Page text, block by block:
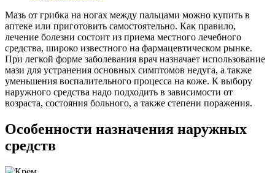
Мазь от грибка на ногах между пальцами можно купить в
аптеке или приготовить самостоятельно. Как правило,
лечение болезни состоит из приема местного лечебного
средства, широко известного на фармацевтическом рынке.
При легкой форме заболевания врач назначает использование
мази для устранения основных симптомов недуга, а также
уменьшения воспалительного процесса на коже. К выбору
наружного средства надо подходить в зависимости от
возраста, состояния больного, а также степени поражения.
Особенности назначения наружных
средств